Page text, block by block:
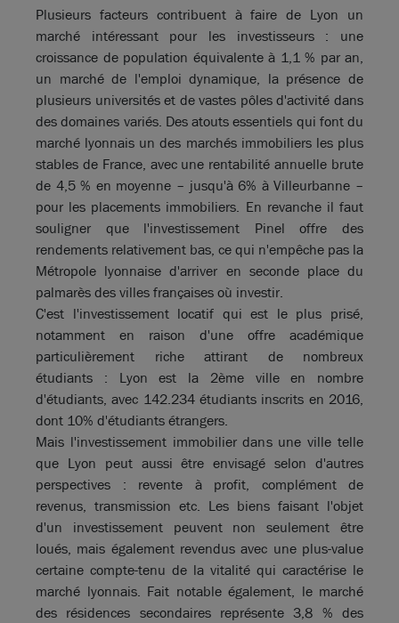
Plusieurs facteurs contribuent à faire de Lyon un
marché intéressant pour les investisseurs : une
croissance de population équivalente à 1,1 % par an,
un marché de l'emploi dynamique, la présence de
plusieurs universités et de vastes pôles d'activité dans
des domaines variés. Des atouts essentiels qui font du
marché lyonnais un des marchés immobiliers les plus
stables de France, avec une rentabilité annuelle brute
de 4,5 % en moyenne – jusqu'à 6% à Villeurbanne –
pour les placements immobiliers. En revanche il faut
souligner que l'investissement Pinel offre des
rendements relativement bas, ce qui n'empêche pas la
Métropole lyonnaise d'arriver en seconde place du
palmarès des villes françaises où investir.
C'est l'investissement locatif qui est le plus prisé,
notamment en raison d'une offre académique
particulièrement riche attirant de nombreux
étudiants : Lyon est la 2ème ville en nombre
d'étudiants, avec 142.234 étudiants inscrits en 2016,
dont 10% d'étudiants étrangers.
Mais l'investissement immobilier dans une ville telle
que Lyon peut aussi être envisagé selon d'autres
perspectives : revente à profit, complément de
revenus, transmission etc. Les biens faisant l'objet
d'un investissement peuvent non seulement être
loués, mais également revendus avec une plus-value
certaine compte-tenu de la vitalité qui caractérise le
marché lyonnais. Fait notable également, le marché
des résidences secondaires représente 3,8 % des